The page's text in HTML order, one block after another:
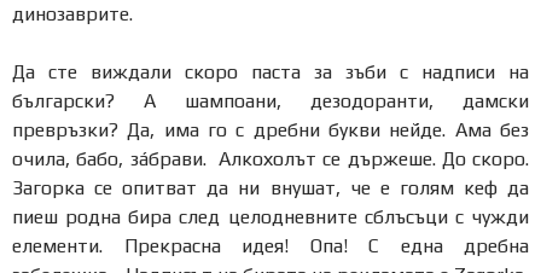
динозаврите.
Да сте виждали скоро паста за зъби с надписи на
български? А шампоани, дезодоранти, дамски
превръзки? Да, има го с дребни букви нейде. Ама без
очила, бабо, зáбрави. Алкохолът се държеше. До скоро.
Загорка се опитват да ни внушат, че е голям кеф да
пиеш родна бира след целодневните сблъсъци с чужди
елементи. Прекрасна идея! Опа! С една дребна